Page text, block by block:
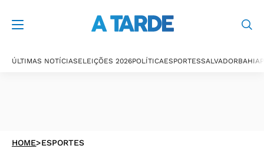
ÚLTIMAS NOTÍCIASELEIÇÕES 2026POLÍTICAESPORTESSALVADORBAHIA
HOME>ESPORTES